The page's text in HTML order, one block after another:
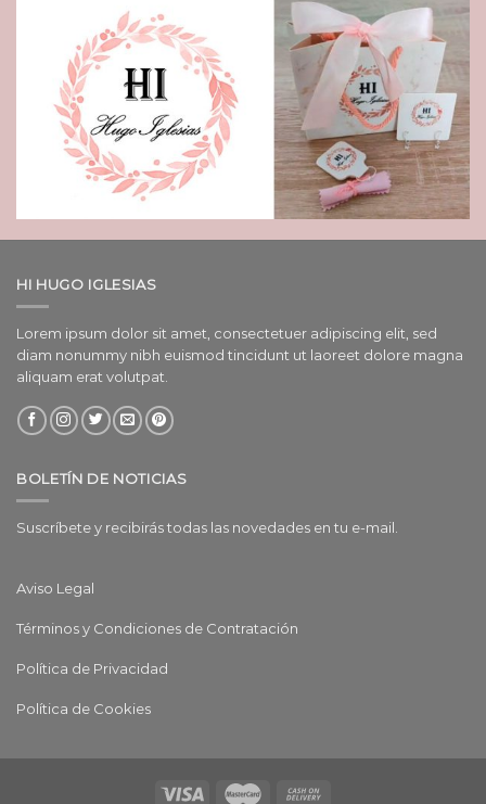
HI HUGO IGLESIAS
Lorem ipsum dolor sit amet, consectetuer adipiscing elit, sed
diam nonummy nibh euismod tincidunt ut laoreet dolore magna
aliquam erat volutpat.
BOLETÍN DE NOTICIAS
Suscríbete y recibirás todas las novedades en tu e-mail.
Aviso Legal
Términos y Condiciones de Contratación
Política de Privacidad
Política de Cookies